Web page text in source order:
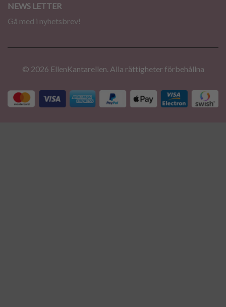
NEWS LETTER
Gå med i nyhetsbrev!
© 2026 EllenKantarellen. Alla rättigheter förbehållna